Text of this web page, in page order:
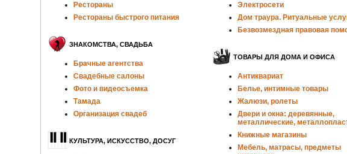
Рестораны
Рестораны быстрого питания
ЗНАКОМСТВА, СВАДЬБА
Брачные агентства
Свадебные салоны
Фото и видеосъемка
Тамада
Организация свадеб
КУЛЬТУРА, ИСКУССТВО, ДОСУГ
Электросети
Дом траура. Ритуальные
Безвозмездная правовая
ТОВАРЫ ДЛЯ ДОМА И ОФИСА
Антиквариат
Белье, интимные товары
Жалюзи, ролеты
Двери и окна: деревянные,
металлические,
Книжные магазины
Мебель, матрасы, предметы